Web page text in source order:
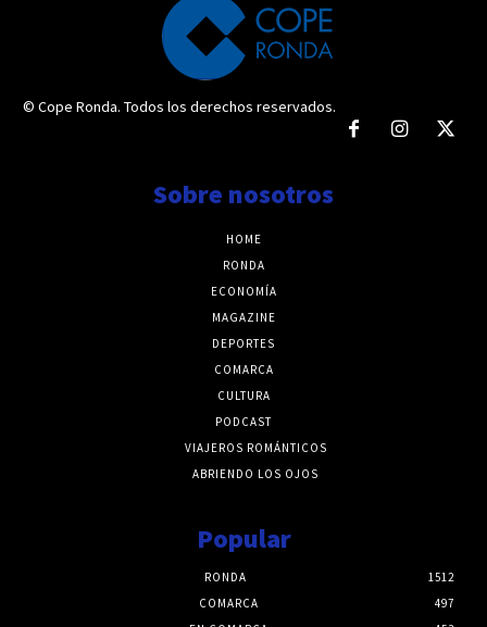
© Cope Ronda. Todos los derechos reservados.
Sobre nosotros
HOME
RONDA
ECONOMÍA
MAGAZINE
DEPORTES
COMARCA
CULTURA
PODCAST
VIAJEROS ROMÁNTICOS
ABRIENDO LOS OJOS
Popular
RONDA
1512
COMARCA
497